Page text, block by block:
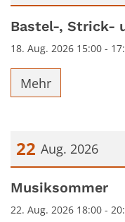
Datum: 18. August
Bastel-, Strick-
18. Aug. 2026 15:00 -
Mehr
22 Aug. 2026
Datum: 22. August
Musiksommer
22. Aug. 2026 18:00 -